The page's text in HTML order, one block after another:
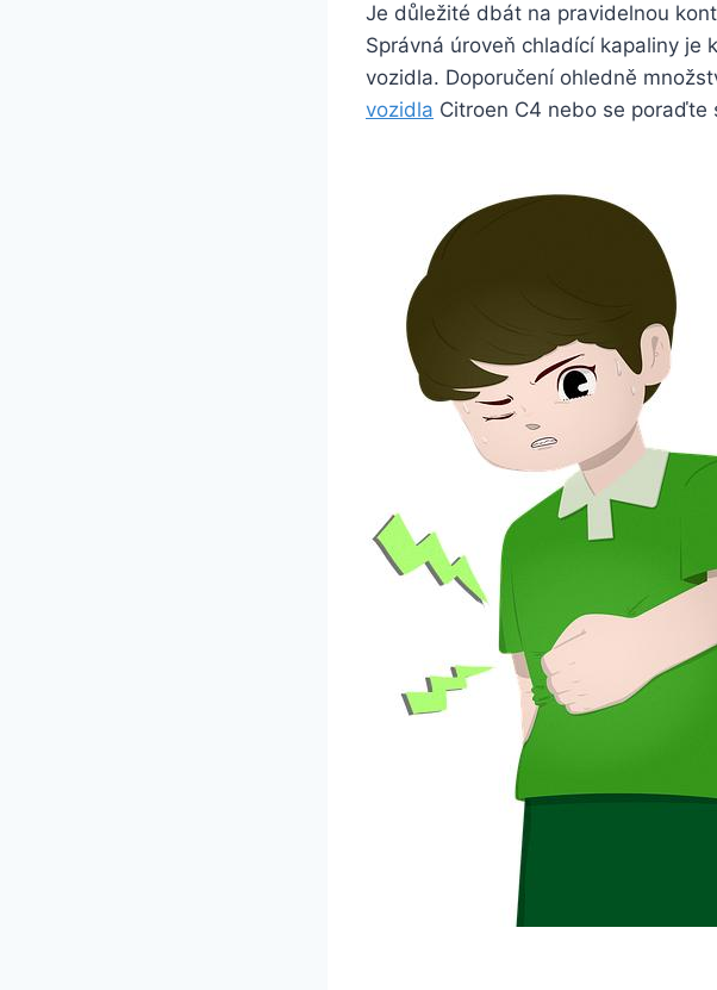
Je důležité dbát na pravidelnou
Správná úroveň chladící kapaliny je
vozidla. Doporučení ohledně
vozidla Citroen C4 nebo se poraďte